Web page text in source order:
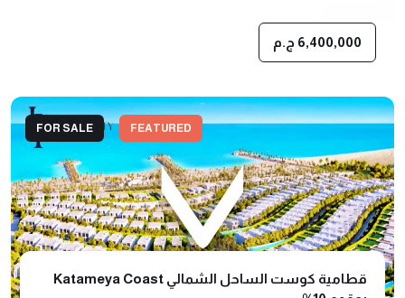
6,400,000 ج.م
FEATURED
FOR SALE
قطامية كوست الساحل الشمالي Katameya Coast